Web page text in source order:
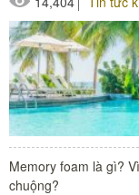
Memory foam là gì?
chuộng?